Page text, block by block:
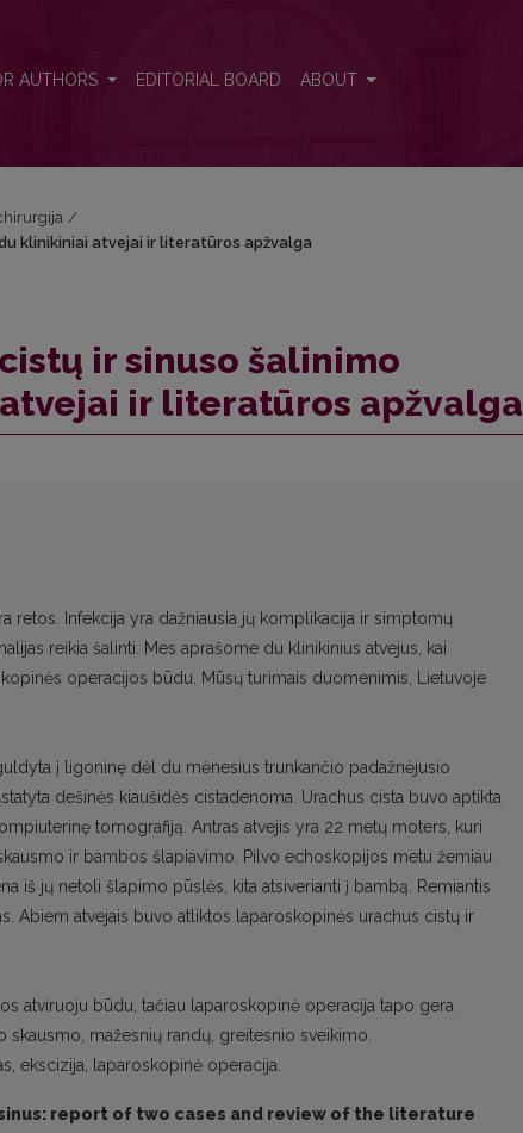
AUTHORS EDITORIAL BOARD ABOUT
/
klinikiniai atvejai ir literatūros apžvalga
ir sinuso šalinimo
ir literatūros apžvalga
retos. Infekcija yra dažniausia jų komplikacija ir simptomų
reikia šalinti. Mes aprašome du klinikinius atvejus, kai
operacijos būdu. Mūsų turimais duomenimis, Lietuvoje
į ligoninę dėl du mėnesius trunkančio padažnėjusio
dešinės kiaušidės cistadenoma. Urachus cista buvo aptikta
tomografiją. Antras atvejis yra 22 metų moters, kuri
ir bambos šlapiavimo. Pilvo echoskopijos metu žemiau
iš jų netoli šlapimo pūslės, kita atsiverianti į bambą. Remiantis
Abiem atvejais buvo atliktos laparoskopinės urachus cistų ir
atviruoju būdu, tačiau laparoskopinė operacija tapo gera
mažesnių randų, greitesnio sveikimo.
ekscizija, laparoskopinė operacija.
report of two cases and review of the literature